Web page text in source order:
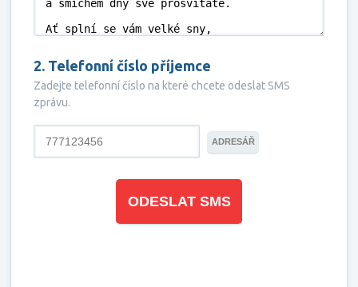
2. Telefonní číslo příjemce
Zadejte telefonní číslo na které chcete odeslat SMS
zprávu.
ADRESÁŘ
ODESLAT SMS